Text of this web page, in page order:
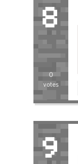
8
0
votes
9